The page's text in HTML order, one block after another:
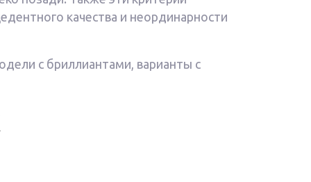
качества и неординарности
с бриллиантами, варианты с